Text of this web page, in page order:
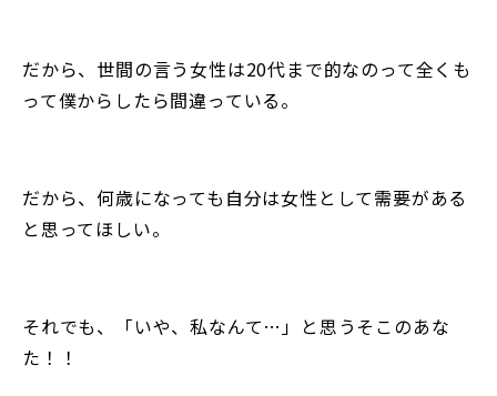
だから、世間の言う女性は20代まで的なのって全くも
って僕からしたら間違っている。
だから、何歳になっても自分は女性として需要がある
と思ってほしい。
それでも、「いや、私なんて…」と思うそこのあな
た！！